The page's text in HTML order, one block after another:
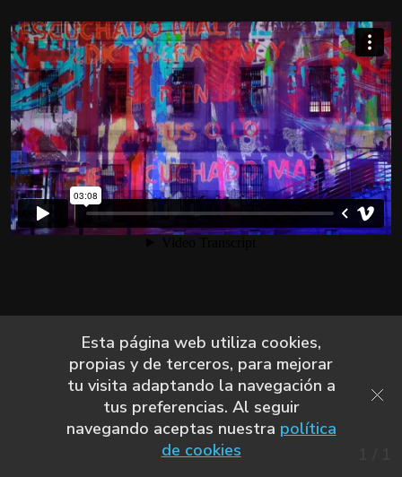
Esta página web utiliza cookies,
propias y de terceros, para mejorar
tu visita adaptando la navegación a
tus preferencias. Al seguir
navegando aceptas nuestra política
de cookies